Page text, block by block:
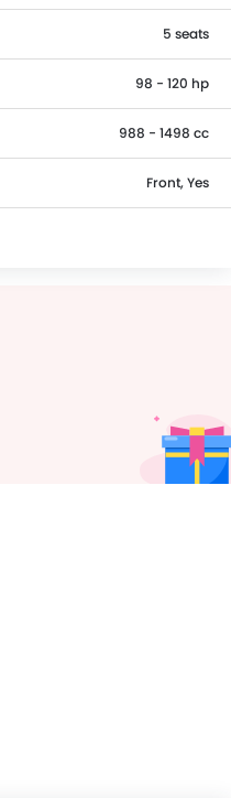
5 seats
98 - 120 hp
988 - 1498 cc
Front, Yes